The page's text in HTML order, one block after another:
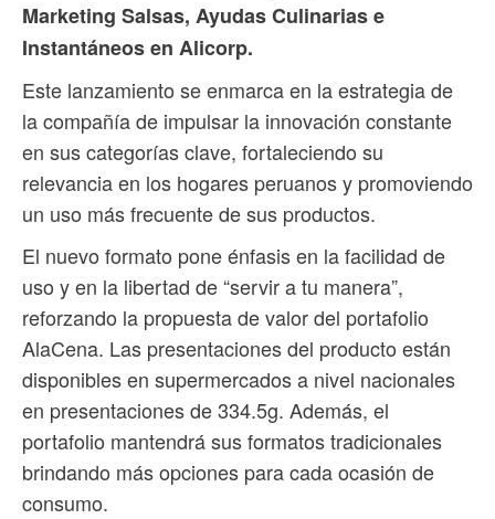
Marketing Salsas, Ayudas Culinarias e
Instantáneos en Alicorp.
Este lanzamiento se enmarca en la estrategia de
la compañía de impulsar la innovación constante
en sus categorías clave, fortaleciendo su
relevancia en los hogares peruanos y promoviendo
un uso más frecuente de sus productos.
El nuevo formato pone énfasis en la facilidad de
uso y en la libertad de “servir a tu manera”,
reforzando la propuesta de valor del portafolio
AlaCena. Las presentaciones del producto están
disponibles en supermercados a nivel nacionales
en presentaciones de 334.5g. Además, el
portafolio mantendrá sus formatos tradicionales
brindando más opciones para cada ocasión de
consumo.